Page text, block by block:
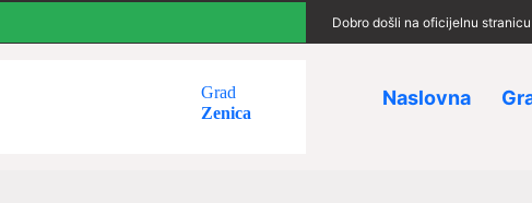
Dobro došli na oficijelnu
Grad
Zenica
Naslovna